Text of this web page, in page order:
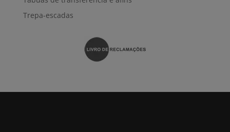
Trepa-escadas